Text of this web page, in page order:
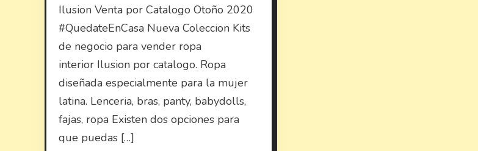
Ilusion Venta por Catalogo Otoño 2020
#QuedateEnCasa Nueva Coleccion Kits
de negocio para vender ropa
interior Ilusion por catalogo. Ropa
diseñada especialmente para la mujer
latina. Lenceria, bras, panty, babydolls,
fajas, ropa Existen dos opciones para
que puedas […]